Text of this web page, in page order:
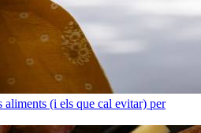
aliments (i els que cal evitar) per